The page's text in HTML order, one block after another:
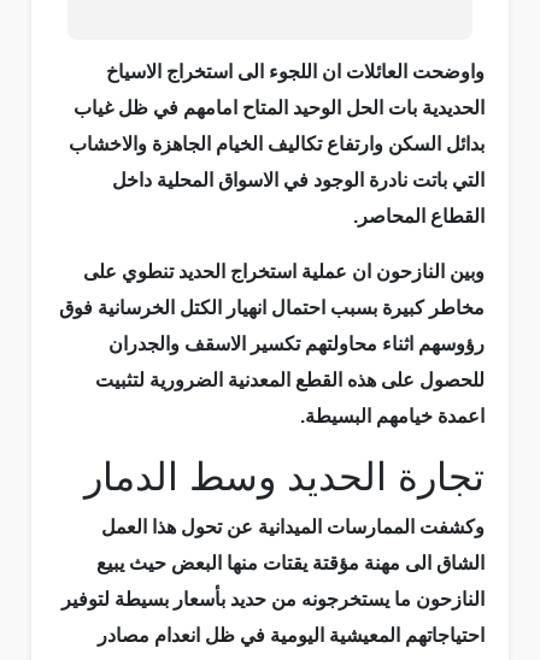
واوضحت العائلات ان اللجوء الى استخراج الاسياخ
الحديدية بات الحل الوحيد المتاح امامهم في ظل غياب
بدائل السكن وارتفاع تكاليف الخيام الجاهزة والاخشاب
التي باتت نادرة الوجود في الاسواق المحلية داخل
القطاع المحاصر.
وبين النازحون ان عملية استخراج الحديد تنطوي على
مخاطر كبيرة بسبب احتمال انهيار الكتل الخرسانية فوق
رؤوسهم اثناء محاولتهم تكسير الاسقف والجدران
للحصول على هذه القطع المعدنية الضرورية لتثبيت
اعمدة خيامهم البسيطة.
تجارة الحديد وسط الدمار
وكشفت الممارسات الميدانية عن تحول هذا العمل
الشاق الى مهنة مؤقتة يقتات منها البعض حيث يبيع
النازحون ما يستخرجونه من حديد بأسعار بسيطة لتوفير
احتياجاتهم المعيشية اليومية في ظل انعدام مصادر